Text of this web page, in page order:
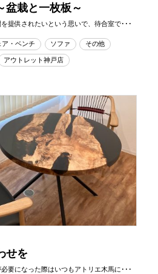
盆栽と一枚板～
提供されたいという思いで、待合室で･･･
ア・ベンチ ソファ
その他
アウトレット神戸店
せを
要になった際はいつもアトリエ木馬に･･･